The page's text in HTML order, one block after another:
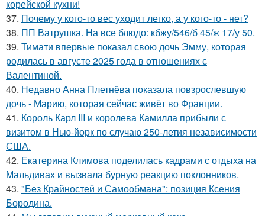
корейской кухни!
37. Почему у кого-то вес уходит легко, а у кого-то - нет?
38. ПП Ватрушка. На все блюдо: кбжу/546/б 45/ж 17/у 50.
39. Тимати впервые показал свою дочь Эмму, которая
родилась в августе 2025 года в отношениях с
Валентиной.
40. Недавно Анна Плетнёва показала повзрослевшую
дочь - Марию, которая сейчас живёт во Франции.
41. Король Карл III и королева Камилла прибыли с
визитом в Нью-йорк по случаю 250-летия независимости
США.
42. Екатерина Климова поделилась кадрами с отдыха на
Мальдивах и вызвала бурную реакцию поклонников.
43. "Без Крайностей и Самообмана": позиция Ксения
Бородина.